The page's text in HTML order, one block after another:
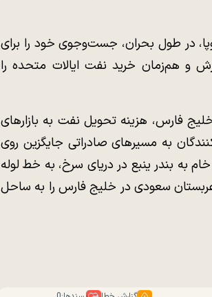
در طول بحران، جست‌وجوی خود را برای
و هم‌زمان خرید نفت ایالات متحده را
فارس، هزینه تحویل نفت به بازار‌های
به مسیر‌های صادراتی جایگزین روی
به بندر ینبع در دریای سرخ، به خط لوله
سعودی در خلیج فارس را به ساحل